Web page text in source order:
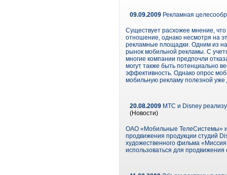
09.09.2009 Рекламная
Существует расхожее мнение,
отношение, однако несмотря на
рекламные площадки. Одним из
рынок мобильной рекламы. С
многие компании предпочли
могут также быть потенциально
эффективность. Однако опрос
мобильную рекламу полезной уже
20.08.2009 МТС и Disney
(Новости)
ОАО «Мобильные ТелеСистемы» и
продвижения продукции студий
художественного фильма «Миссия
использоваться для